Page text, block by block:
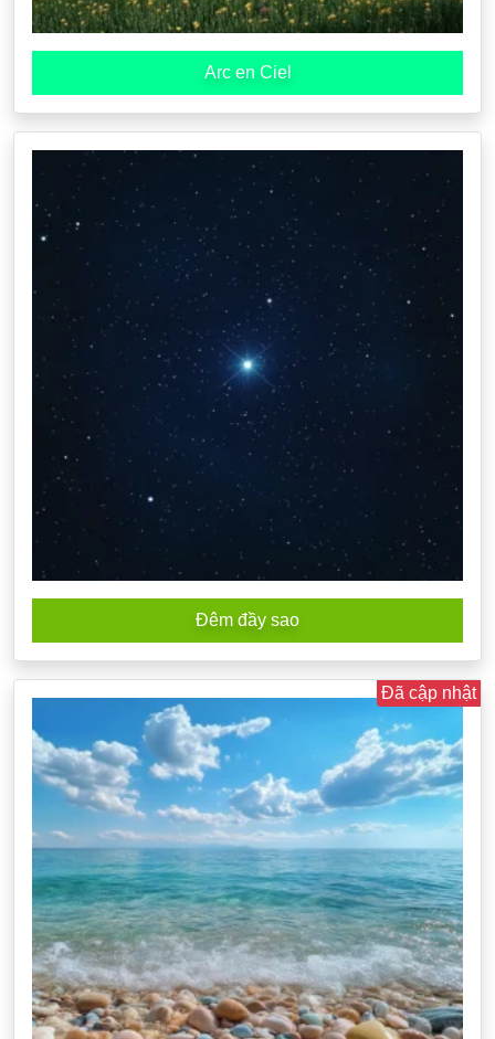
Arc en Ciel
Đêm đầy sao
Đã cập nhật